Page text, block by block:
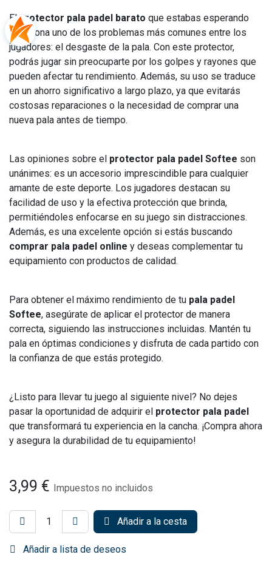
Elprotector pala padel barato que estabas esperando
soluciona uno de los problemas más comunes entre los
jugadores: el desgaste de la pala. Con este protector,
podrás jugar sin preocuparte por los golpes y rayones que
pueden afectar tu rendimiento. Además, su uso se traduce
en un ahorro significativo a largo plazo, ya que evitarás
costosas reparaciones o la necesidad de comprar una
nueva pala antes de tiempo.
Las opiniones sobre el protector pala padel Softee son
unánimes: es un accesorio imprescindible para cualquier
amante de este deporte. Los jugadores destacan su
facilidad de uso y la efectiva protección que brinda,
permitiéndoles enfocarse en su juego sin distracciones.
Además, es una excelente opción si estás buscando
comprar pala padel online y deseas complementar tu
equipamiento con productos de calidad.
Para obtener el máximo rendimiento de tu pala padel
Softee, asegúrate de aplicar el protector de manera
correcta, siguiendo las instrucciones incluidas. Mantén tu
pala en óptimas condiciones y disfruta de cada partido con
la confianza de que estás protegido.
¿Listo para llevar tu juego al siguiente nivel? No dejes
pasar la oportunidad de adquirir el protector pala padel
que transformará tu experiencia en la cancha. ¡Compra ahora
y asegura la durabilidad de tu equipamiento!
3,99 € Impuestos no incluidos
Añadir a la cesta
Añadir a lista de deseos